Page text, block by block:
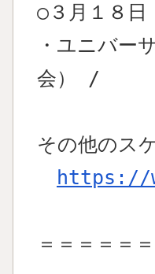
○３月１８日
・ユニバー
会） /
その他のス
https://
＝＝＝＝＝